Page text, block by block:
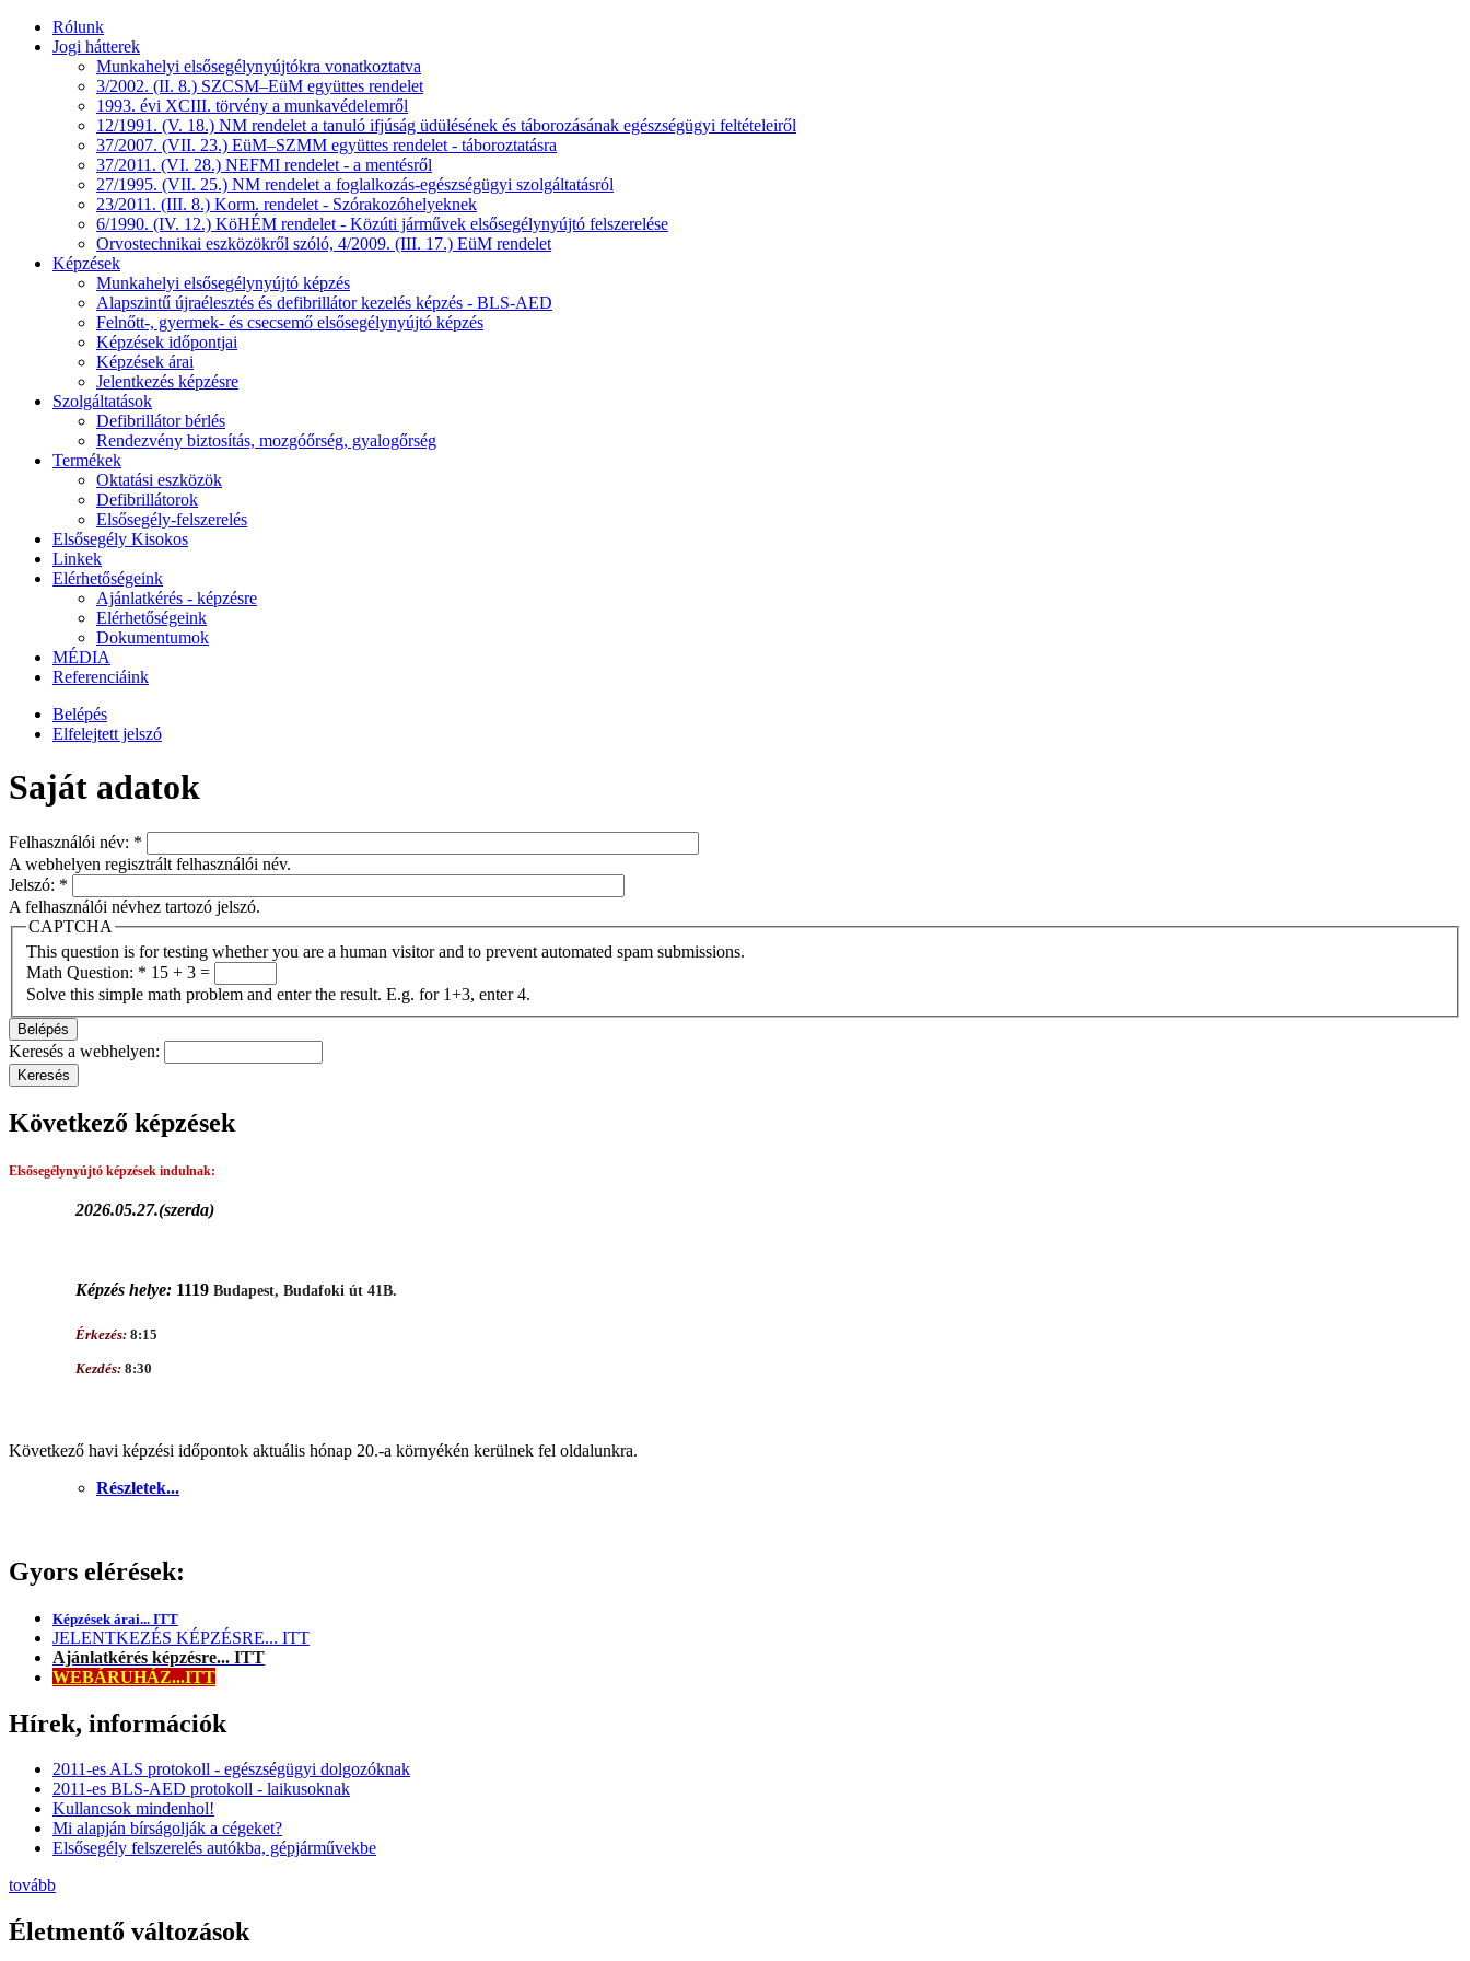
Rólunk
Jogi hátterek
Munkahelyi elsősegélynyújtókra vonatkoztatva
3/2002. (II. 8.) SZCSM–EüM együttes rendelet
1993. évi XCIII. törvény a munkavédelemről
12/1991. (V. 18.) NM rendelet a tanuló ifjúság üdülésének és táborozásának egészségügyi feltételeiről
37/2007. (VII. 23.) EüM–SZMM együttes rendelet - táboroztatásra
37/2011. (VI. 28.) NEFMI rendelet - a mentésről
27/1995. (VII. 25.) NM rendelet a foglalkozás-egészségügyi szolgáltatásról
23/2011. (III. 8.) Korm. rendelet - Szórakozóhelyeknek
6/1990. (IV. 12.) KöHÉM rendelet - Közúti járművek elsősegélynyújtó felszerelése
Orvostechnikai eszközökről szóló, 4/2009. (III. 17.) EüM rendelet
Képzések
Munkahelyi elsősegélynyújtó képzés
Alapszintű újraélesztés és defibrillátor kezelés képzés - BLS-AED
Felnőtt-, gyermek- és csecsemő elsősegélynyújtó képzés
Képzések időpontjai
Képzések árai
Jelentkezés képzésre
Szolgáltatások
Defibrillátor bérlés
Rendezvény biztosítás, mozgóőrség, gyalogőrség
Termékek
Oktatási eszközök
Defibrillátorok
Elsősegély-felszerelés
Elsősegély Kisokos
Linkek
Elérhetőségeink
Ajánlatkérés - képzésre
Elérhetőségeink
Dokumentumok
MÉDIA
Referenciáink
Belépés
Elfelejtett jelszó
Saját adatok
Felhasználói név: *
A webhelyen regisztrált felhasználói név.
Jelszó: *
A felhasználói névhez tartozó jelszó.
CAPTCHA
This question is for testing whether you are a human visitor and to prevent automated spam submissions.
Math Question: * 15 + 3 =
Solve this simple math problem and enter the result. E.g. for 1+3, enter 4.
Keresés a webhelyen:
Következő képzések
Elsősegélynyújtó képzések indulnak:
2026.05.27.(szerda)
Képzés helye: 1119Budapest, Budafoki út 41B.
Érkezés:8:15
Kezdés: 8:30
Következő havi képzési időpontok aktuális hónap 20.-a környékén kerülnek fel oldalunkra.
Részletek...
Gyors elérések:
Képzések árai... ITT
JELENTKEZÉS KÉPZÉSRE... ITT
Ajánlatkérés képzésre... ITT
WEBÁRUHÁZ...ITT
Hírek, információk
2011-es ALS protokoll - egészségügyi dolgozóknak
2011-es BLS-AED protokoll - laikusoknak
Kullancsok mindenhol!
Mi alapján bírságolják a cégeket?
Elsősegély felszerelés autókba, gépjárművekbe
tovább
Életmentő változások